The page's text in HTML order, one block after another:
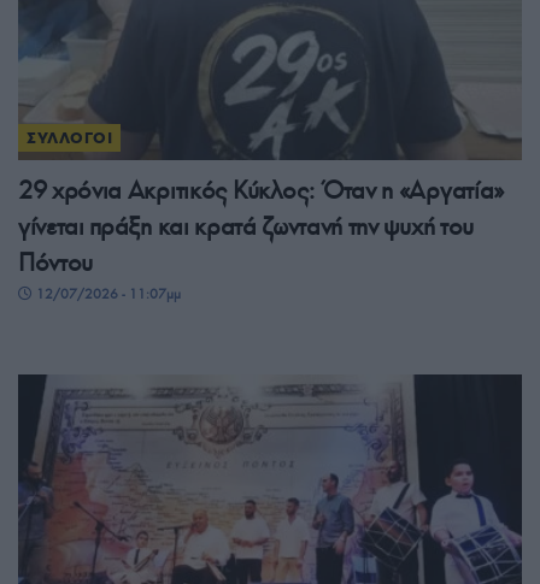
ΣΥΛΛΟΓΟΙ
29 χρόνια Ακριτικός Κύκλος: Όταν η «Αργατία»
γίνεται πράξη και κρατά ζωντανή την ψυχή του
Πόντου
12/07/2026 - 11:07μμ